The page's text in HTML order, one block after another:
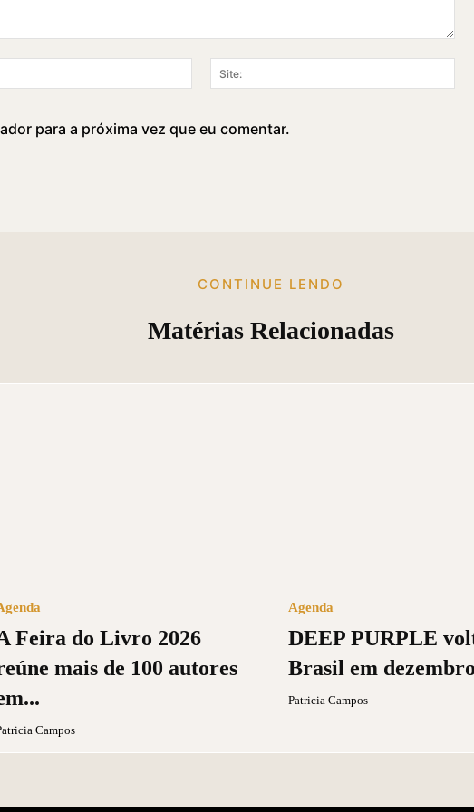
mail:*
para a próxima vez que eu comentar.
CONTINUE LENDO
Matérias Relacionadas
Feira do Livro 2026
mais de 100 autores
Campos
Agenda
DEEP PURPLE
Brasil em
Patricia Campos